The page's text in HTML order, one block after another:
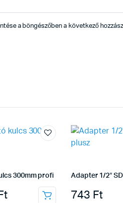
a böngészőben a következő
300mm profi Adapter 1/2″
743 Ft